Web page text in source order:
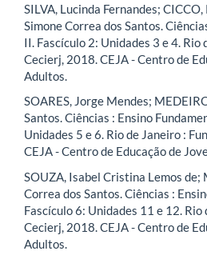
SILVA, Lucinda Fernandes;
Simone Correa dos Santos.
II. Fascículo 2: Unidades 3 e 4. Rio
Cecierj, 2018. CEJA - Centro de
Adultos.
SOARES, Jorge Mendes;
Santos. Ciências : Ensino
Unidades 5 e 6. Rio de Janeiro :
CEJA - Centro de Educação de
SOUZA, Isabel Cristina Lemos de;
Correa dos Santos. Ciências :
Fascículo 6: Unidades 11 e 12. Rio
Cecierj, 2018. CEJA - Centro de
Adultos.